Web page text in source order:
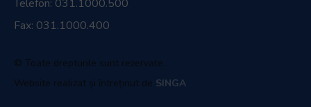
Telefon: 031.1000.500
Fax: 031.1000.400
© Toate drepturile sunt rezervate.
Website realizat și întreținut de SINGA